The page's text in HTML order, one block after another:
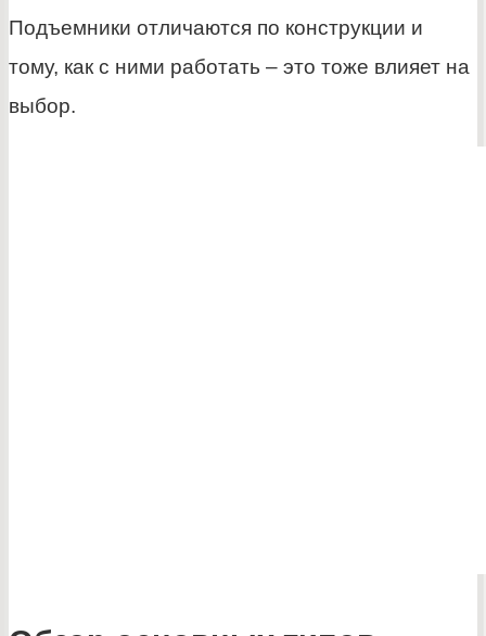
Подъемники отличаются по конструкции и
тому, как с ними работать – это тоже влияет на
выбор.